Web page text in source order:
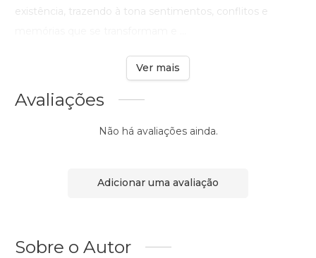
existência, trazendo à tona sentimentos, conflitos e
Ver mais
Avaliações
Não há avaliações ainda.
Adicionar uma avaliação
Sobre o Autor